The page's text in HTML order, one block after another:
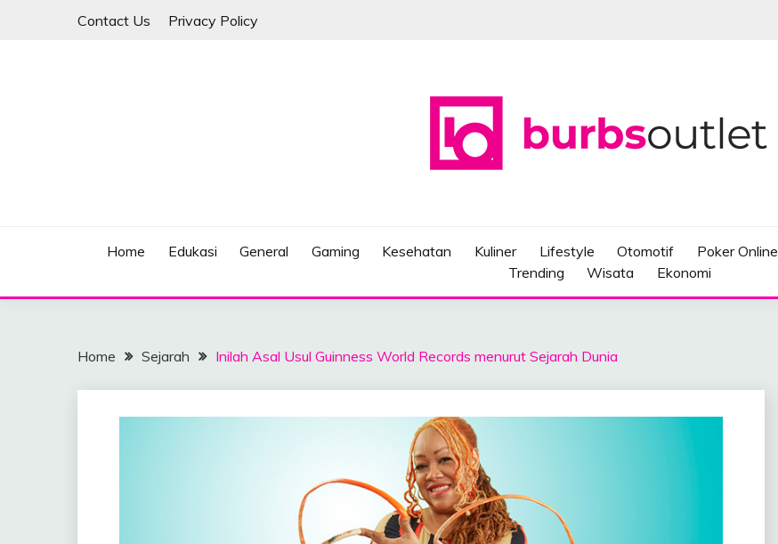
Contact Us Privacy Policy
Home Edukasi General Gaming Kesehatan Kuliner Lifestyle Otomotif Poker Online
Trending
Wisata Ekonomi
Home Sejarah Inilah Asal Usul Guinness World Records menurut Sejarah Dunia